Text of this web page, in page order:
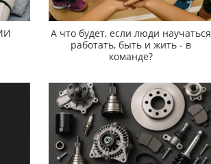
А что будет, если люди научаться
работать, быть и жить - в
команде?